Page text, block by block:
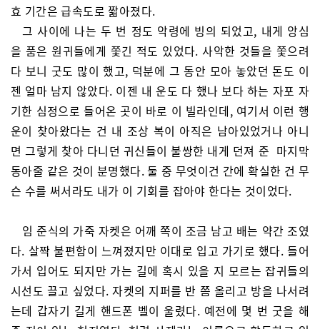
효 기간은 급속도로 짧아졌다.
그 사이에 나는 두 번 정도 악령에 빙의 되었고, 내게 앙심
을 품은 원귀들에게 쫓긴 적도 있었다. 사악한 것들을 쫓으려
다 보니 굿도 많이 했고, 덕분에 그 동안 모아 놓았던 돈도 이
젠 얼마 남지 않았다. 이젠 내 운도 다 했나 보다 하는 자포 자
기한 심정으로 들어온 곳이 바로 이 빌라인데, 여기서 이런 행
운이 찾아왔다는 건 내 조상 복이 아직은 남아있었거나 아니
면 그렇게 찾아 다니던 귀신들이 불쌍한 내게 던져 준 마지막
동아줄 같은 것이 분명했다. 둘 중 무엇이건 간에 확실한 건 무
슨 수를 써서라도 내가 이 기회를 잡아야 한다는 것이었다.
임 준식의 가죽 자켓은 어깨 쪽이 조금 남고 배는 약간 조였
다. 살짝 불편함이 느껴졌지만 이대로 입고 가기로 했다. 들어
가서 입어도 되지만 가는 길에 혹시 있을 지 모르는 잡귀들의
시선도 끌고 싶었다. 자켓의 지퍼를 반 쯤 올리고 방을 나서려
는데 갑자기 길게 핸드폰 벨이 울렸다. 예전에 몇 번 굿을 해